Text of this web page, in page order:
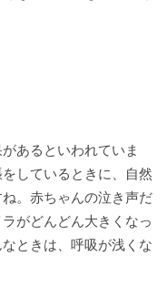
あるといわれていま
しているときに、自然
。赤ちゃんの泣き声だ
がどんどん大きくなっ
ときは、呼吸が浅くな